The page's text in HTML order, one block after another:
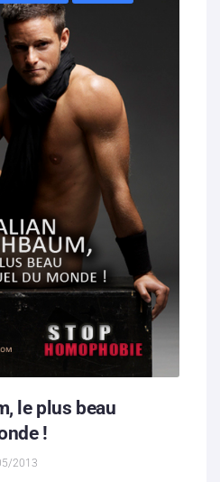
le plus beau
!
2013